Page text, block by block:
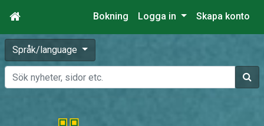
Bokning Logga in Skapa konto
Språk/language
Sök